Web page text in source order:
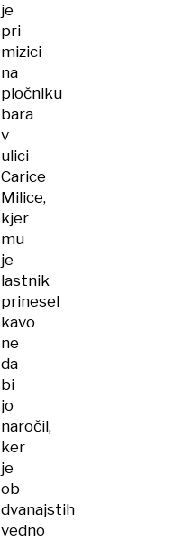
je
pri
mizici
na
pločniku
bara
v
ulici
Carice
Milice,
kjer
mu
je
lastnik
prinesel
kavo
ne
da
bi
jo
naročil,
ker
je
ob
dvanajstih
vedno